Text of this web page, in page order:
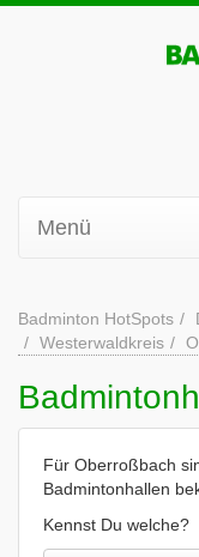
Menü
Badminton HotSpots
Westerwaldkreis
Für Oberroßbach
Badmintonhallen
Kennst Du welche?